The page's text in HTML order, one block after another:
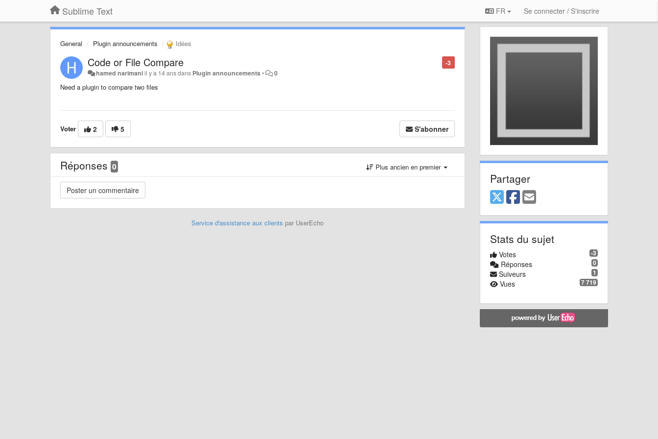
Sublime Text FR Se connecter / S'inscrire
General Plugin announcements Idées
-3
Code or File Compare
hamed narimaniil y a 14 ansdans Plugin announcements• 0
Need a plugin to compare two files
Voter 2 5 S'abonner
Réponses 0 Plus ancien en premier
Service d'assistance aux clients par UserEcho
Partager
Stats du sujet
-3
Votes
0
Réponses
1
Suiveurs
7 719
Vues